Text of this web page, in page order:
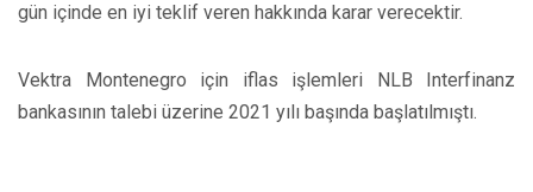
gün içinde en iyi teklif veren hakkında karar verecektir.
Vektra Montenegro için iflas işlemleri NLB Interfinanz
bankasının talebi üzerine 2021 yılı başında başlatılmıştı.